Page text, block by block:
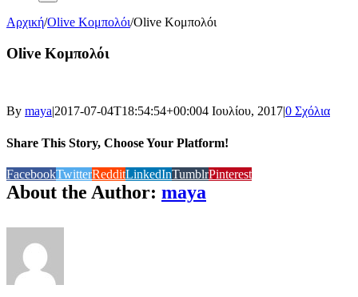
Αρχική/Olive Κομπολόι/Olive Κομπολόι
Olive Κομπολόι
By maya|2017-07-04T18:54:54+00:004 Ιουλίου, 2017|0 Σχόλια
Share This Story, Choose Your Platform!
FacebookTwitterRedditLinkedInTumblrPinterest
About the Author: maya